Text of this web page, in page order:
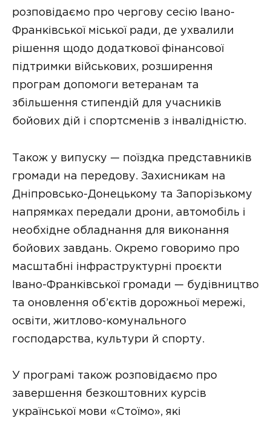
розповідаємо про чергову сесію Івано-
Франківської міської ради, де ухвалили
рішення щодо додаткової фінансової
підтримки військових, розширення
програм допомоги ветеранам та
збільшення стипендій для учасників
бойових дій і спортсменів з інвалідністю.
Також у випуску — поїздка представників
громади на передову. Захисникам на
Дніпровсько-Донецькому та Запорізькому
напрямках передали дрони, автомобіль і
необхідне обладнання для виконання
бойових завдань. Окремо говоримо про
масштабні інфраструктурні проєкти
Івано-Франківської громади — будівництво
та оновлення об’єктів дорожньої мережі,
освіти, житлово-комунального
господарства, культури й спорту.
У програмі також розповідаємо про
завершення безкоштовних курсів
української мови «Стоїмо», які